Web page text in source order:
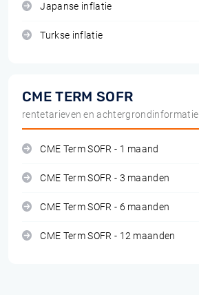
Japanse inflatie
Turkse inflatie
CME TERM SOFR
rentetarieven en achtergrondinformatie
CME Term SOFR - 1 maand
CME Term SOFR - 3 maanden
CME Term SOFR - 6 maanden
CME Term SOFR - 12 maanden